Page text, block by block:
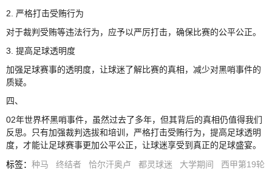
2. 严格打击受贿行为
对于裁判受贿等违法行为，应予以严厉打击，确保比赛的公平公正。
3. 提高足球透明度
加强足球赛事的透明度，让球迷了解比赛的真相，减少对黑哨事件的
质疑。
四、
02年世界杯黑哨事件，虽然过去了多年，但其背后的真相仍值得我们
反思。只有加强裁判选拔和培训，严格打击受贿行为，提高足球透明
度，才能让足球赛事更加公平公正，让球迷享受到真正的足球盛宴。
标签： 种马 终结者 恰尔汗奥卢 都灵球迷 大学期间 西甲第19轮